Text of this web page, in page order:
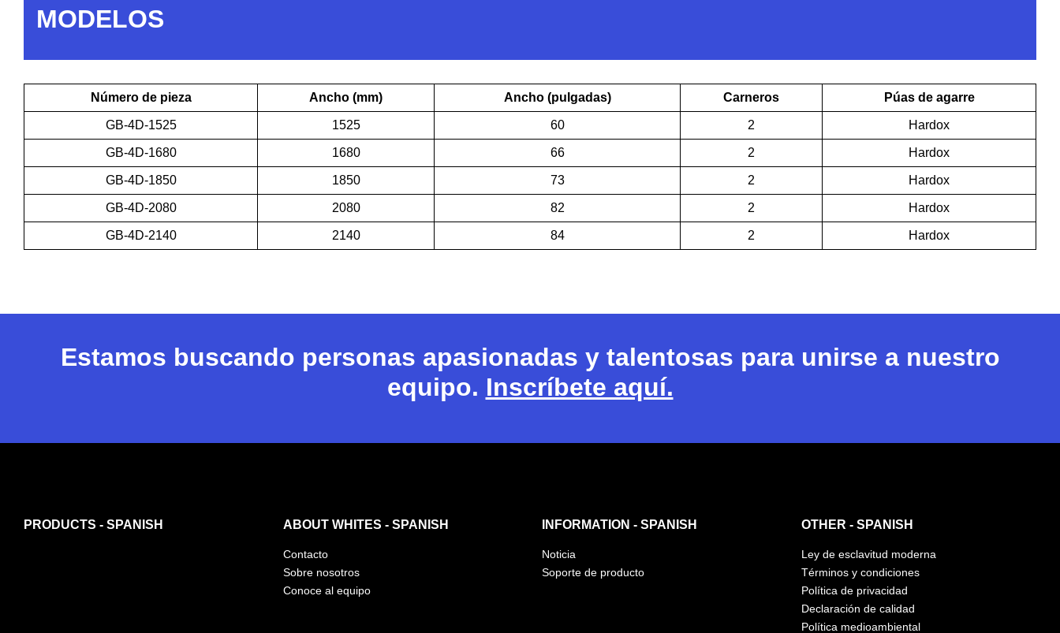
MODELOS
Número de pieza Ancho (mm) Ancho (pulgadas) Carneros Púas de agarre
GB-4D-1525 1525 60 2 Hardox
GB-4D-1680 1680 66 2 Hardox
GB-4D-1850 1850 73 2 Hardox
GB-4D-2080 2080 82 2 Hardox
GB-4D-2140 2140 84 2 Hardox
Estamos buscando personas apasionadas y talentosas para unirse a nuestro
equipo. Inscríbete aquí.
PRODUCTS - SPANISH ABOUT WHITES - SPANISH
Contacto
Sobre nosotros
Conoce al equipo
INFORMATION - SPANISH
Noticia
Soporte de producto
OTHER - SPANISH
Ley de esclavitud moderna
Términos y condiciones
Política de privacidad
Declaración de calidad
Política medioambiental